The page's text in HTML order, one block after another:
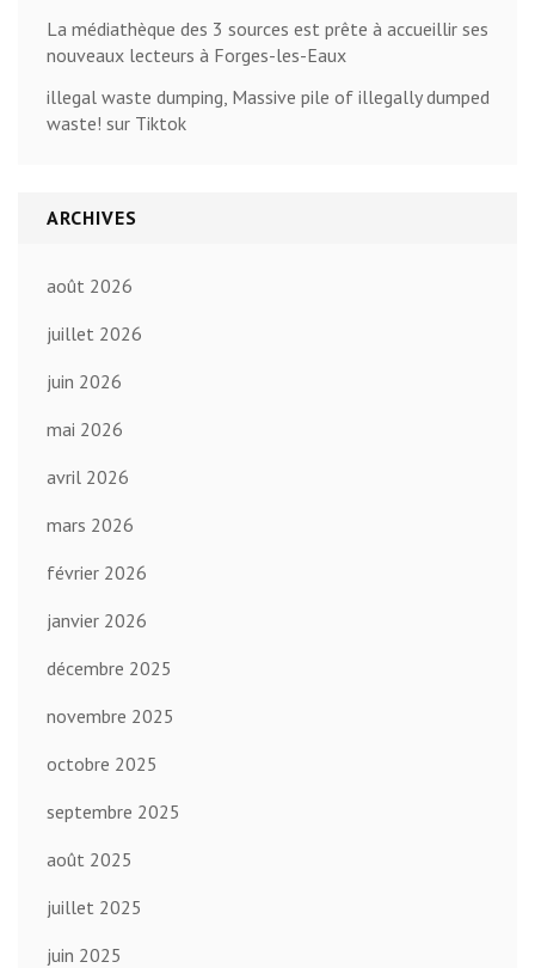
La médiathèque des 3 sources est prête à accueillir ses
nouveaux lecteurs à Forges-les-Eaux
illegal waste dumping, Massive pile of illegally dumped
waste! sur Tiktok
ARCHIVES
août 2026
juillet 2026
juin 2026
mai 2026
avril 2026
mars 2026
février 2026
janvier 2026
décembre 2025
novembre 2025
octobre 2025
septembre 2025
août 2025
juillet 2025
juin 2025